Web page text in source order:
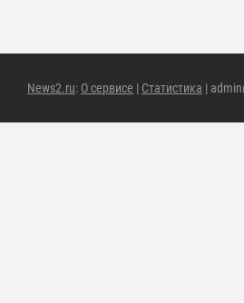
News2.ru: О сервисе | Статистика |